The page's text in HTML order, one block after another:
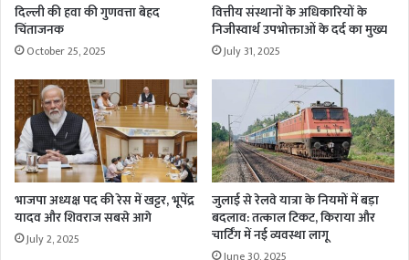
दिल्ली की हवा की गुणवत्ता बेहद
चिंताजनक
October 25, 2025
वित्तीय संस्थानों के अधिकारियों के
निजीस्वार्थ उपभोक्ताओं के दर्द का मुख्य
July 31, 2025
भाजपा अध्यक्ष पद की रेस में खट्टर, भूपेंद्र
यादव और शिवराज सबसे आगे
July 2, 2025
जुलाई से रेलवे यात्रा के नियमों में बड़ा
बदलाव: तत्काल टिकट, किराया और
चार्टिंग में नई व्यवस्था लागू
June 30, 2025